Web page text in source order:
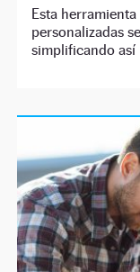
Esta
personalizadas
simplificando así